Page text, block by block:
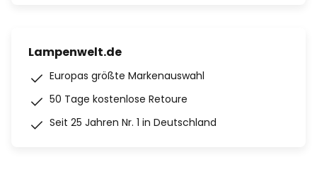
Lampenwelt.de
Europas größte Markenauswahl
50 Tage kostenlose Retoure
Seit 25 Jahren Nr. 1 in Deutschland